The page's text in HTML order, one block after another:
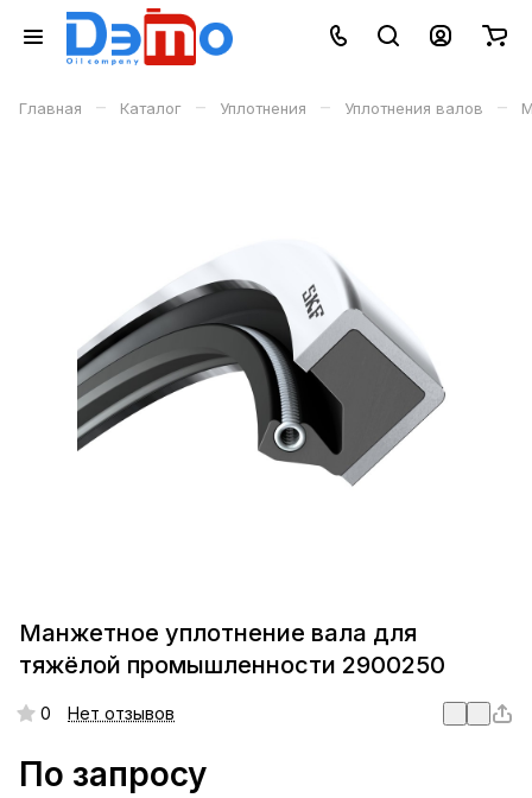
Главная – Каталог – Уплотнения – Уплотнения валов –
Манжетное уплотнение вала для
тяжёлой промышленности 2900250
0 Нет отзывов
По запросу